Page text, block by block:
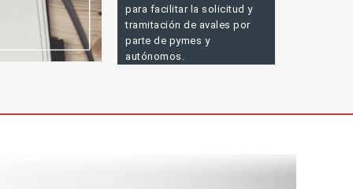
para facilitar la solicitud y
tramitación de avales por
parte de pymes y
autónomos.